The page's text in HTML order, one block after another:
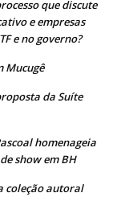
que discute
e empresas
e no governo?
Mucugê
da Suíte
homenageia
show em BH
coleção autoral